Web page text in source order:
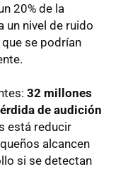
20% de la
un nivel de ruido
se podrían
32 millones
de audición
está reducir
alcancen
si se detectan